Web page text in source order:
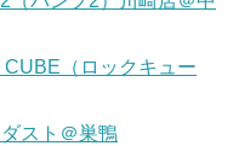
（ロックキュー
スト＠巣鴨